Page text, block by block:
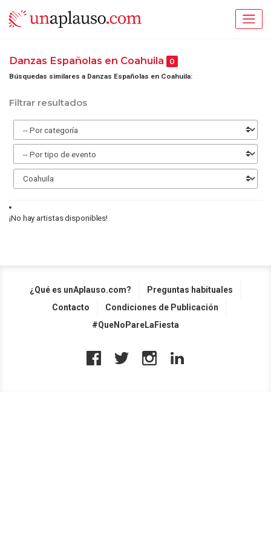
Danzas Españolas en Coahuila 0
Búsquedas similares a Danzas Españolas en Coahuila:
Filtrar resultados
¡No hay artistas disponibles!
¿Qué es unAplauso.com?
Preguntas habituales
Contacto
Condiciones de Publicación
#QueNoPareLaFiesta